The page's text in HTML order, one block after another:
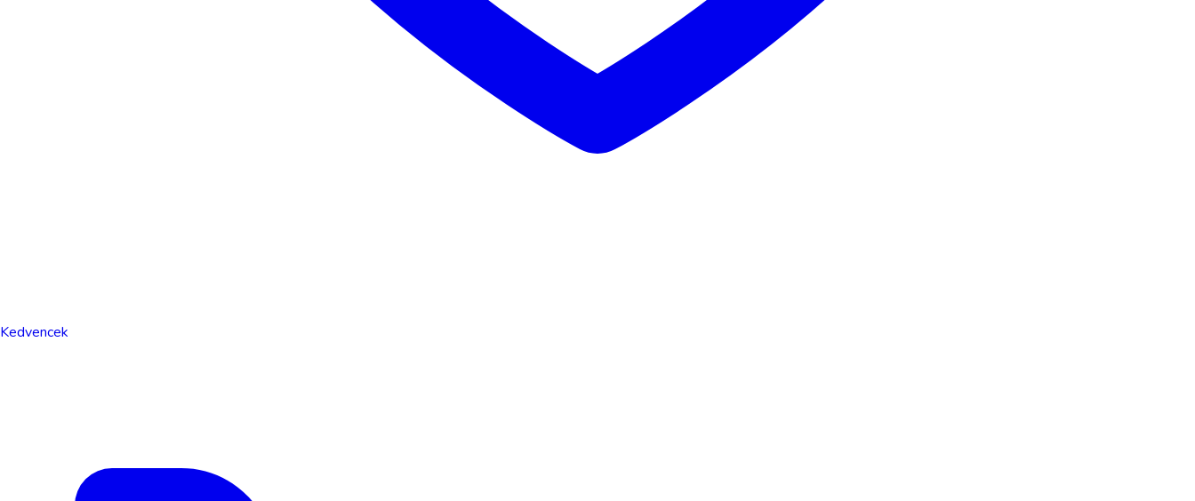
Kedvencek